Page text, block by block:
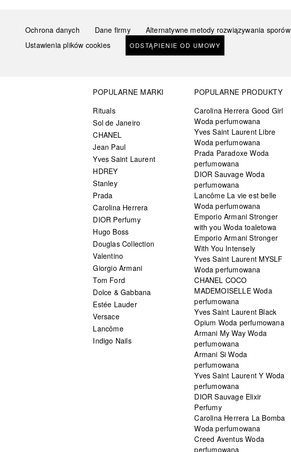
Ochrona danych Dane firmy Alternatywne metody rozwiązywania sporów
Ustawienia plików cookies
ODSTĄPIENIE OD UMOWY
POPULARNE MARKI
Rituals
Sol de Janeiro
CHANEL
Jean Paul
Yves Saint Laurent
HDREY
Stanley
Prada
Carolina Herrera
DIOR Perfumy
Hugo Boss
Douglas Collection
Valentino
Giorgio Armani
Tom Ford
Dolce & Gabbana
Estée Lauder
Versace
Lancôme
Indigo Nails
POPULARNE PRODUKTY
Carolina Herrera Good Girl
Woda perfumowana
Yves Saint Laurent Libre
Woda perfumowana
Prada Paradoxe Woda
perfumowana
DIOR Sauvage Woda
perfumowana
Lancôme La vie est belle
Woda perfumowana
Emporio Armani Stronger
with you Woda toaletowa
Emporio Armani Stronger
With You Intensely
Yves Saint Laurent MYSLF
Woda perfumowana
CHANEL COCO
MADEMOISELLE Woda
perfumowana
Yves Saint Laurent Black
Opium Woda perfumowana
Armani My Way Woda
perfumowana
Armani Si Woda
perfumowana
Yves Saint Laurent Y Woda
perfumowana
DIOR Sauvage Elixir
Perfumy
Carolina Herrera La Bomba
Woda perfumowana
Creed Aventus Woda
perfumowana